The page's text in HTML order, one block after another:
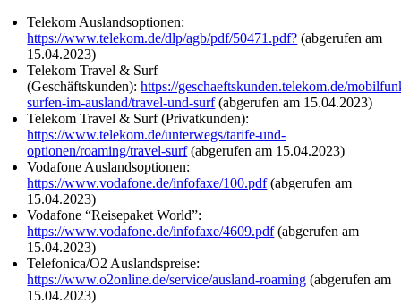
Telekom Auslandsoptionen:
https://www.telekom.de/dlp/agb/pdf/50471.pdf? (abgerufen am
15.04.2023)
Telekom Travel & Surf
(Geschäftskunden):https://geschaeftskunden.telekom.de/
surfen-im-ausland/travel-und-surf(abgerufen am 15.04.2023)
Telekom Travel & Surf (Privatkunden):
https://www.telekom.de/unterwegs/tarife-und-
optionen/roaming/travel-surf(abgerufen am 15.04.2023)
Vodafone Auslandsoptionen:
https://www.vodafone.de/infofaxe/100.pdf(abgerufen am
15.04.2023)
Vodafone “Reisepaket World”:
https://www.vodafone.de/infofaxe/4609.pdf(abgerufen am
15.04.2023)
Telefonica/O2 Auslandspreise:
https://www.o2online.de/service/ausland-roaming (abgerufen am
15.04.2023)